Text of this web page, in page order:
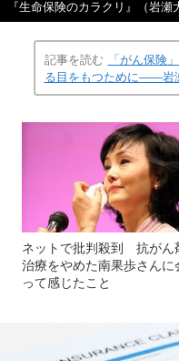
『生命保険のカラクリ』（岩瀬
記事を読む
「がん保険
る目をもつために――岩
ネットで批判殺到 抗がん
治療をやめた南果歩さんに
って感じたこと